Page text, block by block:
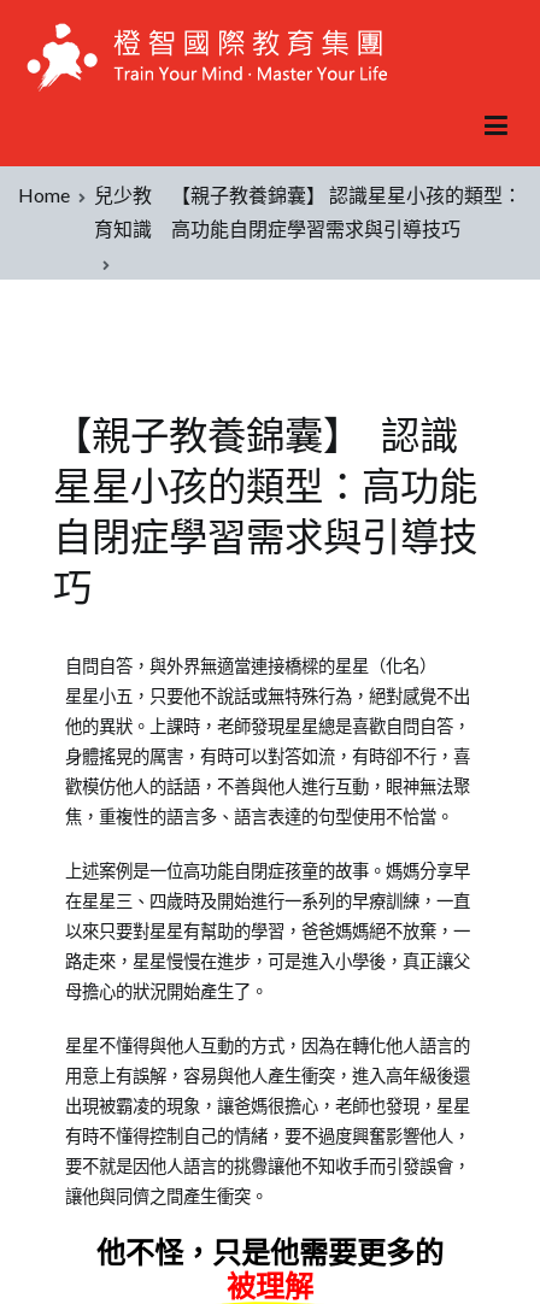
Home
兒少教
育知識
【親子教養錦囊】 認識星星小孩的類型：
高功能自閉症學習需求與引導技巧
【親子教養錦囊】 認識
星星小孩的類型：高功能
自閉症學習需求與引導技
巧
on
2015-
03-
13
兒
少
教
育
知
,
欄
【親
子
養
錦
囊】
居
家
學
習,
教
養
自問自答，與外界無適當連接橋樑的星星（化名）
星星小五，只要他不說話或無特殊行為，絕對感覺不出
他的異狀。上課時，老師發現星星總是喜歡自問自答，
身體搖晃的厲害，有時可以對答如流，有時卻不行，喜
歡模仿他人的話語，不善與他人進行互動，眼神無法聚
焦，重複性的語言多、語言表達的句型使用不恰當。
上述案例是一位高功能自閉症孩童的故事。媽媽分享早
在星星三、四歲時及開始進行一系列的早療訓練，一直
以來只要對星星有幫助的學習，爸爸媽媽絕不放棄，一
路走來，星星慢慢在進步，可是進入小學後，真正讓父
母擔心的狀況開始產生了。
星星不懂得與他人互動的方式，因為在轉化他人語言的
用意上有誤解，容易與他人產生衝突，進入高年級後還
出現被霸凌的現象，讓爸媽很擔心， 老師也發現，星星
有時不懂得控制自己的情緒，要不過度興奮影響他人，
要不就是因他人語言的挑釁讓他不知收手而引發誤會，
讓他與同儕之間產生衝突。
他不怪，只是他需要更多的
被理解